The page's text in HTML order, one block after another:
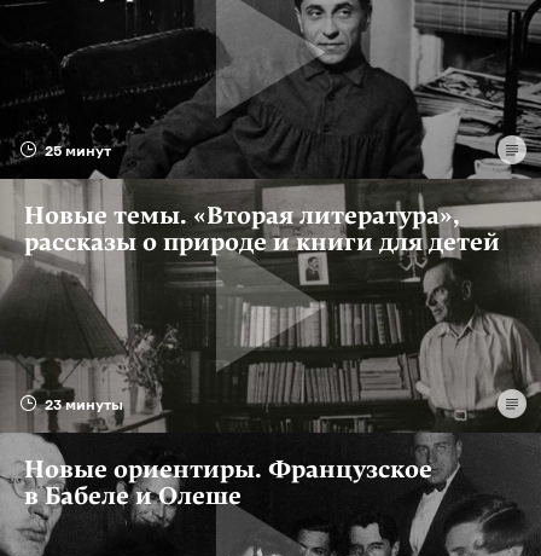
25 минут
23 минуты
Новые темы. «Вторая литература»,
рассказы о природе и книги для детей
Новые ориентиры. Французское
в Бабеле и Олеше